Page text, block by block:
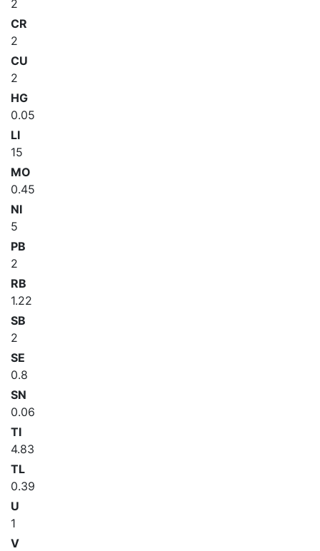
2
CR
2
CU
2
HG
0.05
LI
15
MO
0.45
NI
5
PB
2
RB
1.22
SB
2
SE
0.8
SN
0.06
TI
4.83
TL
0.39
U
1
V